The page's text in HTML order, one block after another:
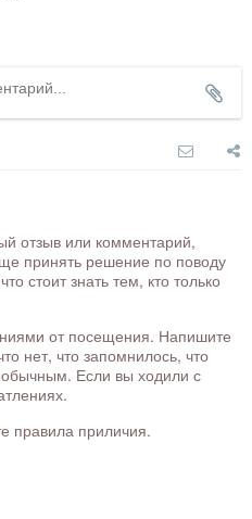
отзыв или комментарий,
принять решение по поводу
стоит знать тем, кто только
от посещения. Напишите
нет, что запомнилось, что
Если вы ходили с
правила приличия.